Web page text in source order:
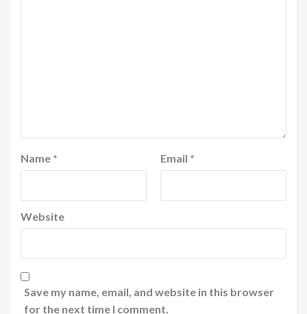
Name * Email *
Website
Save my name, email, and website in this browser
for the next time I comment.